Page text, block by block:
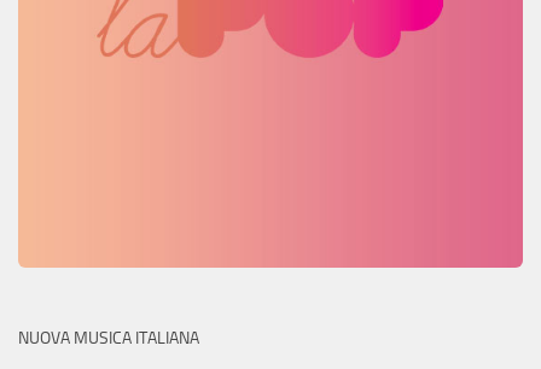
NUOVA MUSICA ITALIANA